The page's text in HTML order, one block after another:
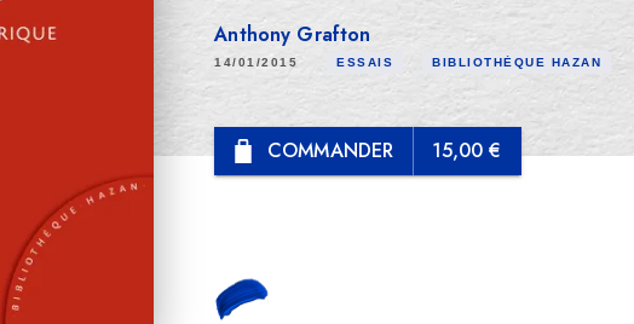
Anthony Grafton
14/01/2015 ESSAIS BIBLIOTHÈQUE HAZAN
COMMANDER 15,00 €